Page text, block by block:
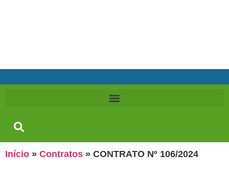
Início » Contratos » CONTRATO Nº 106/2024